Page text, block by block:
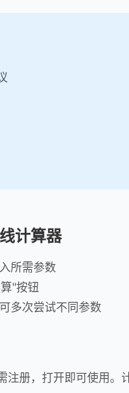
计算器
所需参数
"按钮
多次尝试不同参数
注册，打开即可使用。